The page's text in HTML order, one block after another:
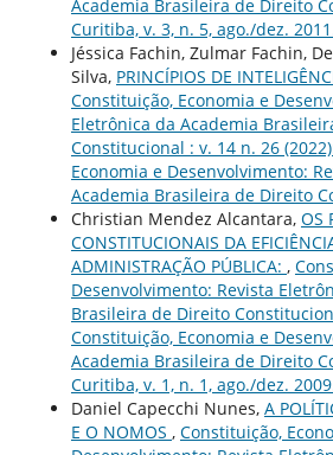
Academia Brasileira de Direito
Curitiba, v. 3, n. 5, ago./dez.
Jéssica Fachin, Zulmar Fachin,
Silva, PRINCÍPIOS DE
Constituição, Economia e
Eletrônica da Academia
Constitucional : v. 14 n. 26
Economia e Desenvolvimento:
Academia Brasileira de Direito
Christian Mendez Alcantara, OS
CONSTITUCIONAIS DA
ADMINISTRAÇÃO PÚBLICA: ,
Desenvolvimento: Revista
Brasileira de Direito
Constituição, Economia e
Academia Brasileira de Direito
Curitiba, v. 1, n. 1, ago./dez.
Daniel Capecchi Nunes, A
E O NOMOS , Constituição,